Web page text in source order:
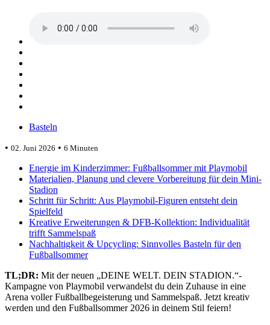
Basteln
• 02. Juni 2026 • 6 Minuten
Energie im Kinderzimmer: Fußballsommer mit Playmobil
Materialien, Planung und clevere Vorbereitung für dein Mini-
Stadion
Schritt für Schritt: Aus Playmobil-Figuren entsteht dein
Spielfeld
Kreative Erweiterungen & DFB-Kollektion: Individualität
trifft Sammelspaß
Nachhaltigkeit & Upcycling: Sinnvolles Basteln für den
Fußballsommer
TL;DR: Mit der neuen „DEINE WELT. DEIN STADION.“-
Kampagne von Playmobil verwandelst du dein Zuhause in eine
Arena voller Fußballbegeisterung und Sammelspaß. Jetzt kreativ
werden und den Fußballsommer 2026 in deinem Stil feiern!